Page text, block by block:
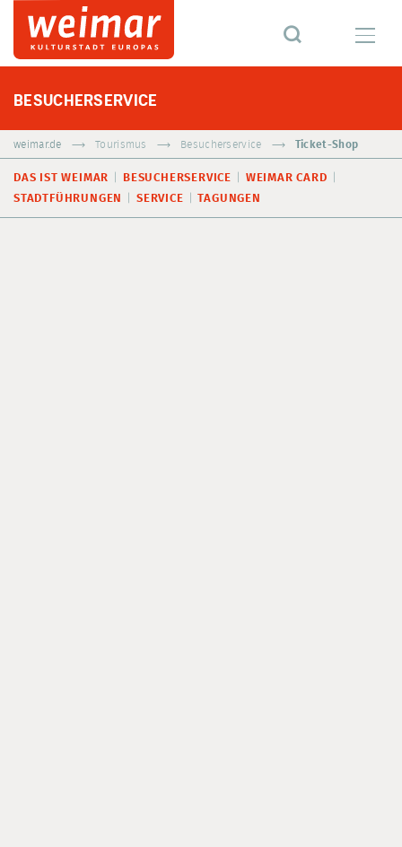
BESUCHERSERVICE
weimar.de Tourismus Besucherservice Ticket-Shop
DAS IST WEIMAR BESUCHERSERVICE
WEIMAR CARD
STADTFÜHRUNGEN
SERVICE TAGUNGEN